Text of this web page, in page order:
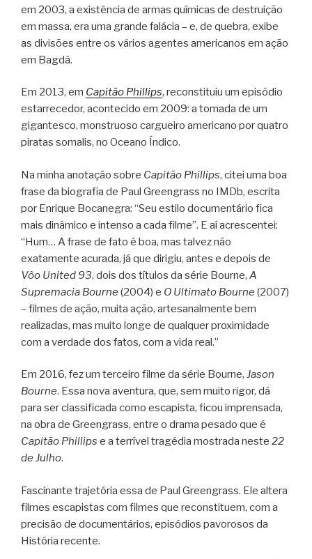
em 2003, a existência de armas químicas de destruição
em massa, era uma grande falácia – e, de quebra, exibe
as divisões entre os vários agentes americanos em ação
em Bagdá.
Em 2013, em Capitão Phillips, reconstituiu um episódio
estarrecedor, acontecido em 2009: a tomada de um
gigantesco, monstruoso cargueiro americano por quatro
piratas somalis, no Oceano Índico.
Na minha anotação sobre Capitão Phillips, citei uma boa
frase da biografia de Paul Greengrass no IMDb, escrita
por Enrique Bocanegra: “Seu estilo documentário fica
mais dinâmico e intenso a cada filme”. E aí acrescentei:
“Hum… A frase de fato é boa, mas talvez não
exatamente acurada, já que dirigiu, antes e depois de
Vôo United 93, dois dos títulos da série Bourne, A
Supremacia Bourne (2004) e O Ultimato Bourne (2007)
– filmes de ação, muita ação, artesanalmente bem
realizadas, mas muito longe de qualquer proximidade
com a verdade dos fatos, com a vida real.”
Em 2016, fez um terceiro filme da série Bourne, Jason
Bourne. Essa nova aventura, que, sem muito rigor, dá
para ser classificada como escapista, ficou imprensada,
na obra de Greengrass, entre o drama pesado que é
Capitão Phillips e a terrível tragédia mostrada neste 22
de Julho.
Fascinante trajetória essa de Paul Greengrass. Ele altera
filmes escapistas com filmes que reconstituem, com a
precisão de documentários, episódios pavorosos da
História recente.